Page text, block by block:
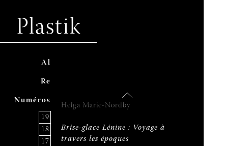
Plastik
Accuei
l
Revu
e
N uméros
19
18
17
Command of Pikene på Broen and
Barents Liberation Army
Helga Marie-Nordby
Brise-glace Lénine : Voyage à
travers les époques